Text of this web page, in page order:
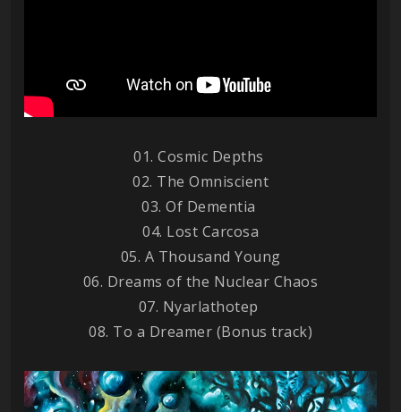
01. Cosmic Depths
02. The Omniscient
03. Of Dementia
04. Lost Carcosa
05. A Thousand Young
06. Dreams of the Nuclear Chaos
07. Nyarlathotep
08. To a Dreamer (Bonus track)